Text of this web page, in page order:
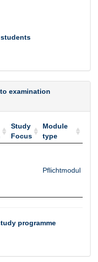
examination
Study
Focus
Module
type
Pflichtmodul
programme